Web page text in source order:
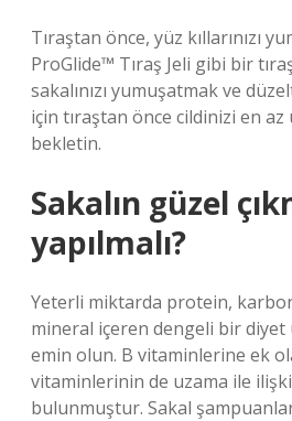
Tıraştan önce, yüz kıllarınızı
ProGlide™ Tıraş Jeli gibi bir
sakalınızı yumuşatmak ve
için tıraştan önce cildinizi en az
bekletin.
Sakalın güzel
yapılmalı?
Yeterli miktarda protein,
mineral içeren dengeli bir diyet
emin olun. B vitaminlerine ek
vitaminlerinin de uzama ile
bulunmuştur. Sakal